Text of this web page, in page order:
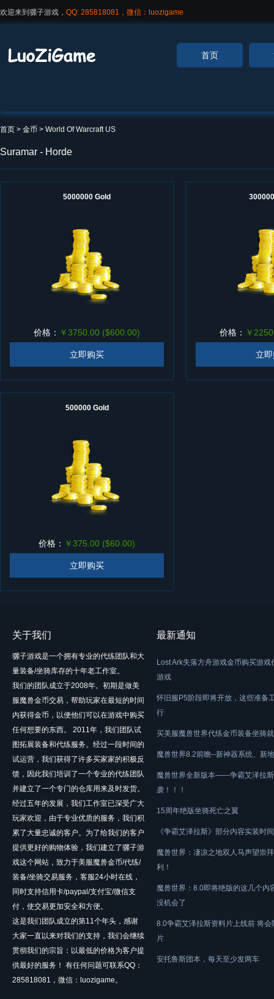
欢迎来到骡子游戏， QQ: 285818081，微信：luozigame
首页
首页 > 金币 > World Of Warcraft US
Suramar - Horde
5000000 Gold
价格： ￥3750.00 ($600.00)
立即购买
价格： ￥
立
500000 Gold
价格： ￥375.00 ($60.00)
立即购买
关于我们
骡子游戏是一个拥有专业的代练团队和大
量装备/坐骑库存的十年老工作室。
我们的团队成立于2008年。初期是做美
服魔兽金币交易，帮助玩家在最短的时间
内获得金币，以便他们可以在游戏中购买
任何想要的东西。 2011年，我们团队试
图拓展装备和代练服务。经过一段时间的
试运营，我们获得了许多买家家的积极反
馈，因此我们培训了一个专业的代练团队
并建立了一个专门的仓库用来及时发货。
经过五年的发展，我们工作室已深受广大
玩家欢迎，由于专业优质的服务，我们积
累了大量忠诚的客户。为了给我们的客户
提供更好的购物体验，我们建立了骡子游
戏这个网站，致力于美服魔兽金币/代练/
装备/坐骑交易服务，客服24小时在线，
同时支持信用卡/paypal/支付宝/微信支
付，使交易更加安全和方便。
这是我们团队成立的第11个年头，感谢
大家一直以来对我们的支持，我们会继续
贯彻我们的宗旨：以最低的价格为客户提
供最好的服务！ 有任何问题可联系QQ：
285818081，微信：luozigame。
最新通知
Lost Ark失落方舟游戏金币购买游戏
游戏
怀旧服P5阶段即将开放，这些准备
行
买美服魔兽世界代练金币装备坐骑
魔兽世界8.2前瞻--新神器系统、新
魔兽世界全新版本——争霸艾泽拉
袭！！！
15周年绝版坐骑死亡之翼
《争霸艾泽拉斯》部分内容实装时
魔兽世界：凄凉之地双人马声望崇
利！
魔兽世界：8.0即将绝版的这几个内
没机会了
8.0争霸艾泽拉斯资料片上线前 将会
片
安托鲁斯团本，每天至少发两车